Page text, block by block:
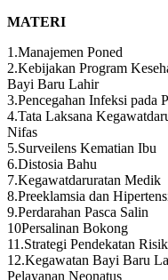
MATERI
1.Manajemen Poned
2.Kebijakan Program
Bayi Baru Lahir
3.Pencegahan Infeksi pada
4.Tata Laksana
Nifas
5.Surveilens Kematian Ibu
6.Distosia Bahu
7.Kegawatdaruratan Medik
8.Preeklamsia dan
9.Perdarahan Pasca Salin
10Persalinan Bokong
11.Strategi Pendekatan
12.Kegawatan Bayi Baru
Pelayanan Neonatus